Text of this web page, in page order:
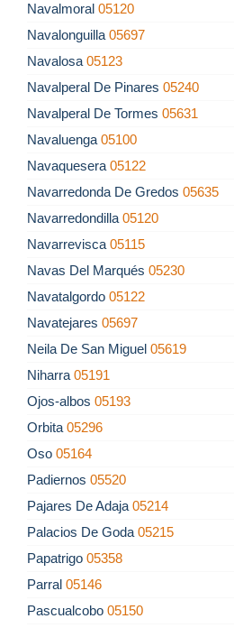
Navalmoral 05120
Navalonguilla 05697
Navalosa 05123
Navalperal De Pinares 05240
Navalperal De Tormes 05631
Navaluenga 05100
Navaquesera 05122
Navarredonda De Gredos 05635
Navarredondilla 05120
Navarrevisca 05115
Navas Del Marqués 05230
Navatalgordo 05122
Navatejares 05697
Neila De San Miguel 05619
Niharra 05191
Ojos-albos 05193
Orbita 05296
Oso 05164
Padiernos 05520
Pajares De Adaja 05214
Palacios De Goda 05215
Papatrigo 05358
Parral 05146
Pascualcobo 05150